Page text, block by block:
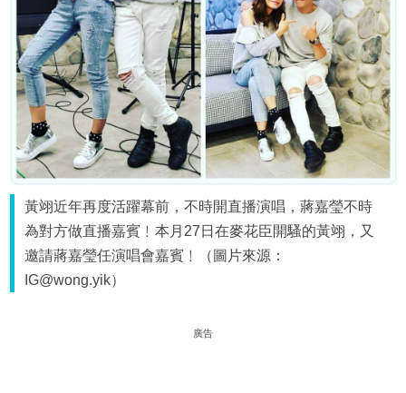
黃翊近年再度活躍幕前，不時開直播演唱，蔣嘉瑩不時
為對方做直播嘉賓﹗本月27日在麥花臣開騷的黃翊，又
邀請蔣嘉瑩任演唱會嘉賓﹗（圖片來源：
IG@wong.yik）
廣告